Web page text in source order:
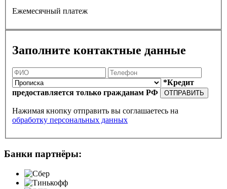
Ежемесячный платеж
Заполните контактные данные
*Кредит
предоставляется только гражданам РФ
ОТПРАВИТЬ
Нажимая кнопку отправить вы соглашаетесь на
обработку персональных данных
Банки партнёры: